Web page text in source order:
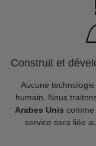
Construit et
Aucune
humain. Nous
Arabes Unis
service sera liée